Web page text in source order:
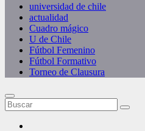
universidad de chile
actualidad
Cuadro mágico
U de Chile
Fútbol Femenino
Fútbol Formativo
Torneo de Clausura